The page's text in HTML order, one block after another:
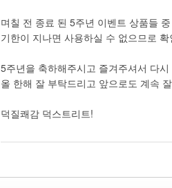
며칠 전 종료 된 5주년 이벤트 상품들
기한이 지나면 사용하실 수 없으므로
5주년을 축하해주시고 즐겨주셔서 다
올 한해 잘 부탁드리고 앞으로도 계속
덕질쾌감 덕스트리트!